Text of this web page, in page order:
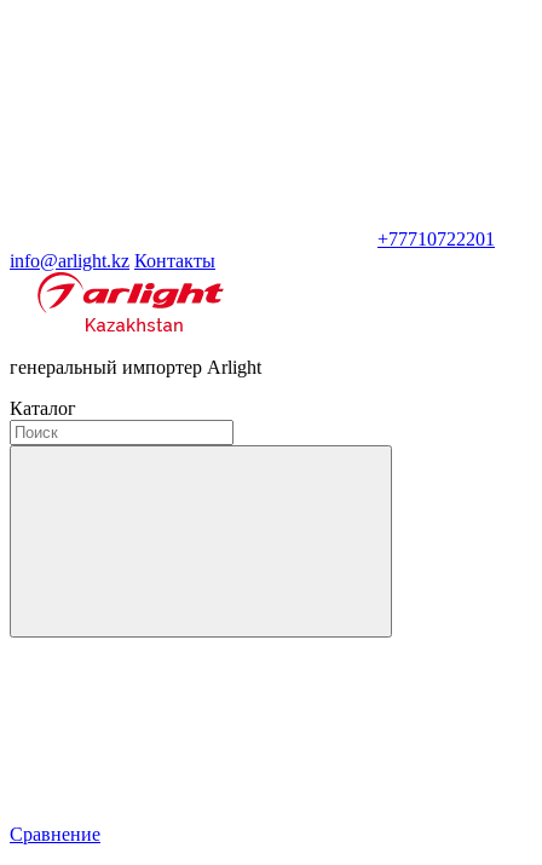
+77710722201
info@arlight.kz Контакты
генеральный импортер Arlight
Каталог
Сравнение